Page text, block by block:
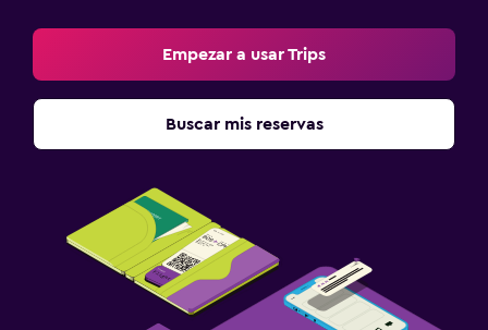
Empezar a usar Trips
Buscar mis reservas